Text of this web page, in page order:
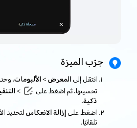
جرّب الميزة
انتقل إلىالمعرض > الألبومات،
تحسينها، ثم اضغط على
>
ذكية.
اضغط علىإزالة الانعكاسلتحديد
تلقائيًا.